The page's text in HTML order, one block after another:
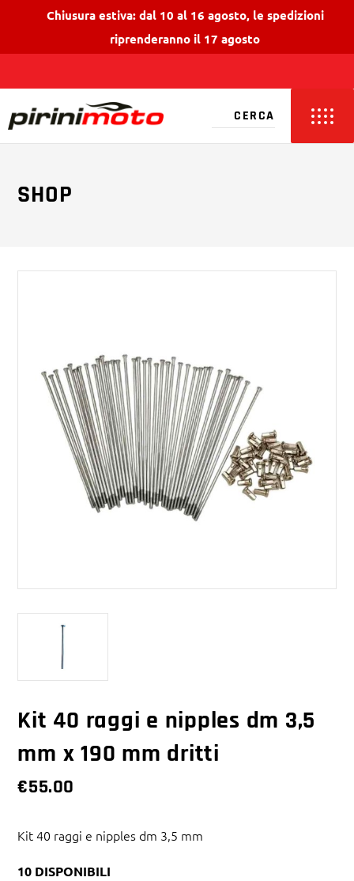
Chiusura estiva: dal 10 al 16 agosto, le spedizioni
riprenderanno il 17 agosto
SHOP
Kit 40 raggi e nipples dm 3,5
mm x 190 mm dritti
€55.00
Kit 40 raggi e nipples dm 3,5 mm
10 DISPONIBILI